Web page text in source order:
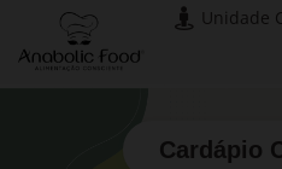
Unidade
Cardápio